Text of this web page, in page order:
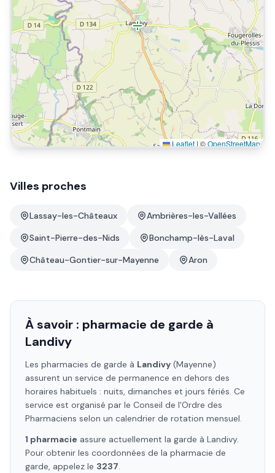
Leaflet | ©OpenStreetMap
Villes proches
Lassay-les-Châteaux
Ambrières-les-Vallées
Saint-Pierre-des-Nids
Bonchamp-lès-Laval
Château-Gontier-sur-Mayenne
Aron
À savoir : pharmacie de garde à
Landivy
Les pharmacies de garde à Landivy (Mayenne)
assurent un service de permanence en dehors des
horaires habituels : nuits, dimanches et jours fériés. Ce
service est organisé par le Conseil de l'Ordre des
Pharmaciens selon un calendrier de rotation mensuel.
1 pharmacie assure actuellement la garde à Landivy.
Pour obtenir les coordonnées de la pharmacie de
garde, appelez le 3237.